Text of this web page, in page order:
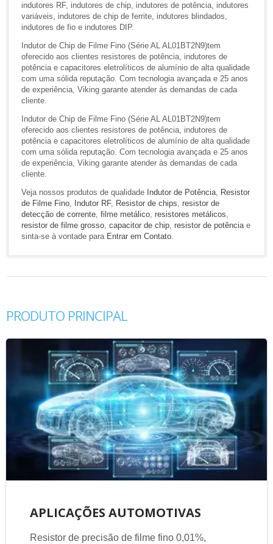
indutores RF, indutores de chip, indutores de potência, indutores
variáveis, indutores de chip de ferrite, indutores blindados,
indutores de fio e indutores DIP.
Indutor de Chip de Filme Fino (Série AL AL01BT2N9)tem
oferecido aos clientes resistores de potência, indutores de
potência e capacitores eletrolíticos de alumínio de alta qualidade
com uma sólida reputação. Com tecnologia avançada e 25 anos
de experiência, Viking garante atender às demandas de cada
cliente.
Indutor de Chip de Filme Fino (Série AL AL01BT2N9)tem
oferecido aos clientes resistores de potência, indutores de
potência e capacitores eletrolíticos de alumínio de alta qualidade
com uma sólida reputação. Com tecnologia avançada e 25 anos
de experiência, Viking garante atender às demandas de cada
cliente.
Veja nossos produtos de qualidade Indutor de Potência, Resistor
de Filme Fino, Indutor RF, Resistor de chips, resistor de
detecção de corrente, filme metálico, resistores metálicos,
resistor de filme grosso, capacitor de chip, resistor de potênciae
sinta-se à vontade para Entrar em Contato.
PRODUTO PRINCIPAL
APLICAÇÕES AUTOMOTIVAS
Resistor de precisão de filme fino 0,01%,